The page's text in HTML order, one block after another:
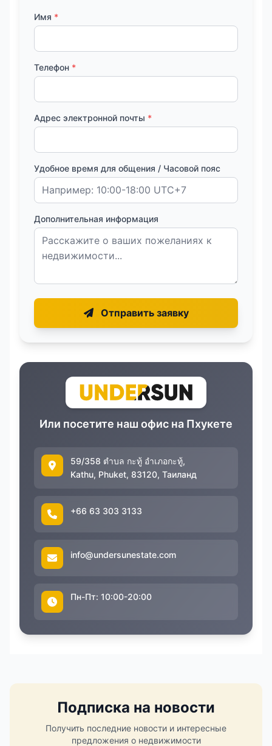
Имя *
Телефон *
Адрес электронной почты *
Удобное время для общения / Часовой пояс
Дополнительная информация
Отправить заявку
Или посетите наш офис на Пхукете
59/358 ตำบล กะทู้ อำเภอกะทู้,
Kathu, Phuket, 83120, Таиланд
+66 63 303 3133
info@undersunestate.com
Пн-Пт: 10:00-20:00
Подписка на новости
Получить последние новости и интересные
предложения о недвижимости